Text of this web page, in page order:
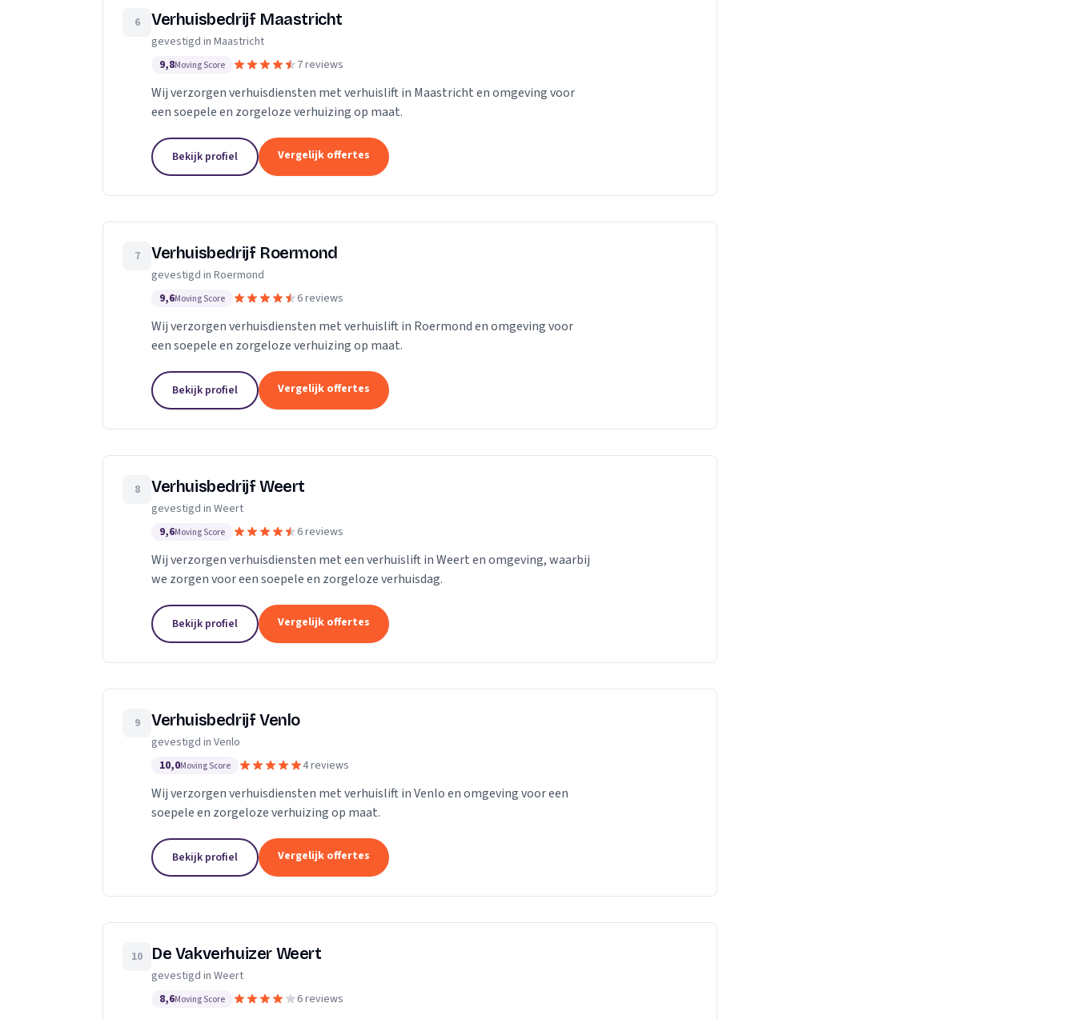
6 Verhuisbedrijf Maastricht
gevestigd in Maastricht
9,8Moving Score 7 reviews
Wij verzorgen verhuisdiensten met verhuislift in Maastricht en omgeving voor
een soepele en zorgeloze verhuizing op maat.
Bekijk profiel Vergelijk offertes
7 Verhuisbedrijf Roermond
gevestigd in Roermond
9,6Moving Score 6 reviews
Wij verzorgen verhuisdiensten met verhuislift in Roermond en omgeving voor
een soepele en zorgeloze verhuizing op maat.
Bekijk profiel Vergelijk offertes
8 Verhuisbedrijf Weert
gevestigd in Weert
9,6Moving Score 6 reviews
Wij verzorgen verhuisdiensten met een verhuislift in Weert en omgeving, waarbij
we zorgen voor een soepele en zorgeloze verhuisdag.
Bekijk profiel Vergelijk offertes
9 Verhuisbedrijf Venlo
gevestigd in Venlo
10,0Moving Score 4 reviews
Wij verzorgen verhuisdiensten met verhuislift in Venlo en omgeving voor een
soepele en zorgeloze verhuizing op maat.
Bekijk profiel Vergelijk offertes
10 De Vakverhuizer Weert
gevestigd in Weert
8,6Moving Score 6 reviews